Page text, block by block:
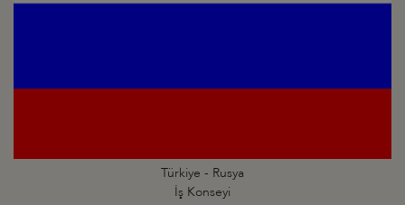
Türkiye - Rusya
İş Konseyi